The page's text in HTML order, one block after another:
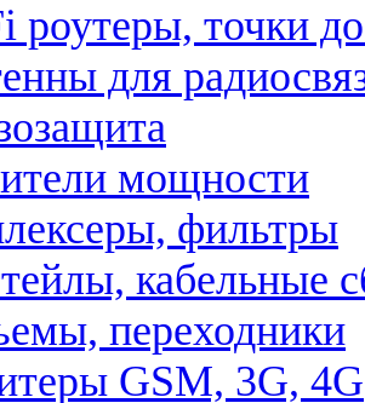
роутеры, точки
для
мощности
фильтры
кабельные
переходники
GSM, 3G, 4G